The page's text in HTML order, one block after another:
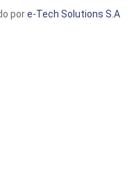
pore-Tech Solutions S.A